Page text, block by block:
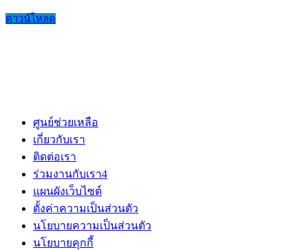
ดาวน์โหลด
ศูนย์ช่วยเหลือ
เกี่ยวกับเรา
ติดต่อเรา
ร่วมงานกับเรา4
แผนผังเว็บไซต์
ตั้งค่าความเป็นส่วนตัว
นโยบายความเป็นส่วนตัว
นโยบายคุกกี้